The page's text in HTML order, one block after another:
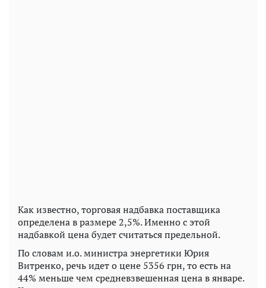
Как известно, торговая надбавка поставщика
определена в размере 2,5%. Именно с этой
надбавкой цена будет считаться предельной.
По словам и.о. министра энергетики Юрия
Витренко, речь идет о цене 5356 грн, то есть на
44% меньше чем средневзвешенная цена в январе.